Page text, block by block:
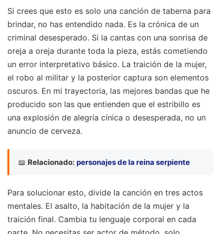
Si crees que esto es solo una canción de taberna para
brindar, no has entendido nada. Es la crónica de un
criminal desesperado. Si la cantas con una sonrisa de
oreja a oreja durante toda la pieza, estás cometiendo
un error interpretativo básico. La traición de la mujer,
el robo al militar y la posterior captura son elementos
oscuros. En mi trayectoria, las mejores bandas que he
producido son las que entienden que el estribillo es
una explosión de alegría cínica o desesperada, no un
anuncio de cerveza.
📖 Relacionado: personajes de la reina serpiente
Para solucionar esto, divide la canción en tres actos
mentales. El asalto, la habitación de la mujer y la
traición final. Cambia tu lenguaje corporal en cada